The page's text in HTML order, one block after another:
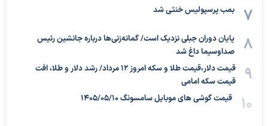
بمب پرسپولیس خنثی شد
پایان دوران جبلی نزدیک است/ گمانه‌زنی‌ها درباره جانشین رئیس
صداوسیما داغ شد
قیمت دلار،قیمت طلا و سکه امروز ۱۲ مرداد/ رشد دلار و طلا، افت
قیمت سکه امامی
قیمت گوشی های موبایل سامسونگ 1405/05/10